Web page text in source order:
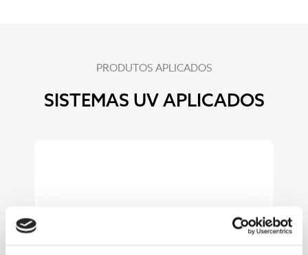
PRODUTOS APLICADOS
SISTEMAS UV APLICADOS